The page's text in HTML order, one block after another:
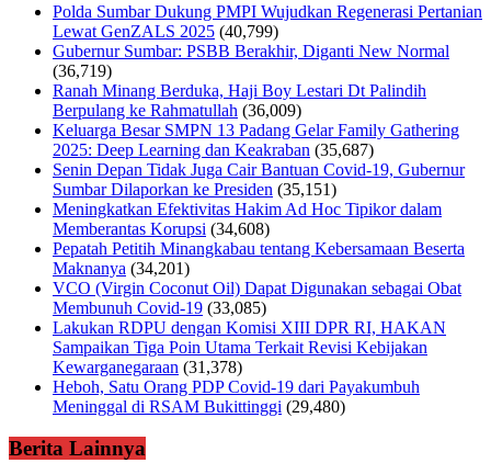
Polda Sumbar Dukung PMPI Wujudkan Regenerasi Pertanian
Lewat GenZALS 2025 (40,799)
Gubernur Sumbar: PSBB Berakhir, Diganti New Normal
(36,719)
Ranah Minang Berduka, Haji Boy Lestari Dt Palindih
Berpulang ke Rahmatullah (36,009)
Keluarga Besar SMPN 13 Padang Gelar Family Gathering
2025: Deep Learning dan Keakraban (35,687)
Senin Depan Tidak Juga Cair Bantuan Covid-19, Gubernur
Sumbar Dilaporkan ke Presiden (35,151)
Meningkatkan Efektivitas Hakim Ad Hoc Tipikor dalam
Memberantas Korupsi (34,608)
Pepatah Petitih Minangkabau tentang Kebersamaan Beserta
Maknanya (34,201)
VCO (Virgin Coconut Oil) Dapat Digunakan sebagai Obat
Membunuh Covid-19 (33,085)
Lakukan RDPU dengan Komisi XIII DPR RI, HAKAN
Sampaikan Tiga Poin Utama Terkait Revisi Kebijakan
Kewarganegaraan (31,378)
Heboh, Satu Orang PDP Covid-19 dari Payakumbuh
Meninggal di RSAM Bukittinggi (29,480)
Berita Lainnya